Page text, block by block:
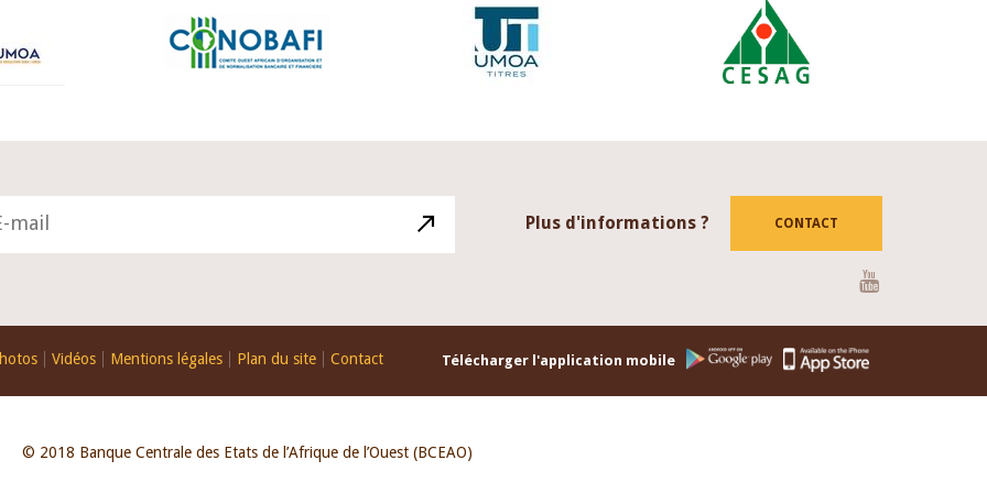
Plus d'informations ? CONTACT
Vidéos Mentions légales Plan du site Contact Télécharger l'application mobile
© 2018 Banque Centrale des Etats de l’Afrique de l’Ouest (BCEAO)